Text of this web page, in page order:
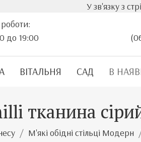
У зв'язку з стрімким
до 19:00
ВІТАЛЬНЯ САД В
тканина
М'які обідні стільці Модерн